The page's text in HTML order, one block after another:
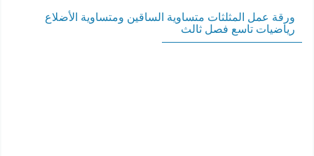
ورقة عمل المثلثات متساوية الساقين ومتساوية الأضلاع
رياضيات تاسع فصل ثالث